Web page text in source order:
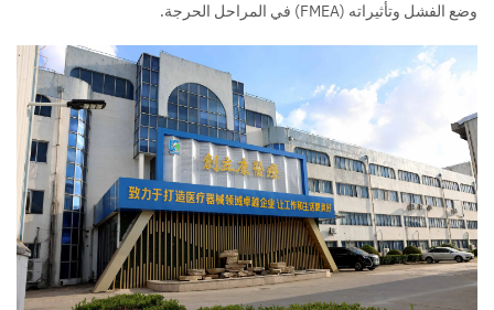
وضع الفشل وتأثيراته (FMEA) في المراحل الحرجة.